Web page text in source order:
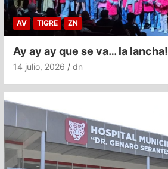
AV TIGRE ZN
Ay ay ay que se va… la lancha!
14 julio, 2026 dn